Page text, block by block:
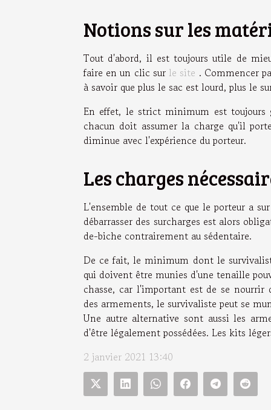
Notions sur les
Tout d'abord, il est toujours utile de
faire en un clic sur le site . Commencer
à savoir que plus le sac est lourd, plus le
En effet, le strict minimum est
chacun doit assumer la charge qu'il
diminue avec l'expérience du porteur.
Les charges
L'ensemble de tout ce que le porteur a
débarrasser des surcharges est alors
de-biche contrairement au sédentaire.
De ce fait, le minimum dont le
qui doivent être munies d'une tenaille
chasse, car l'important est de se nourrir
des armements, le survivaliste peut se
Une autre alternative sont aussi les
d'être légalement possédées. Les kits
2 janvier 2021 13:40